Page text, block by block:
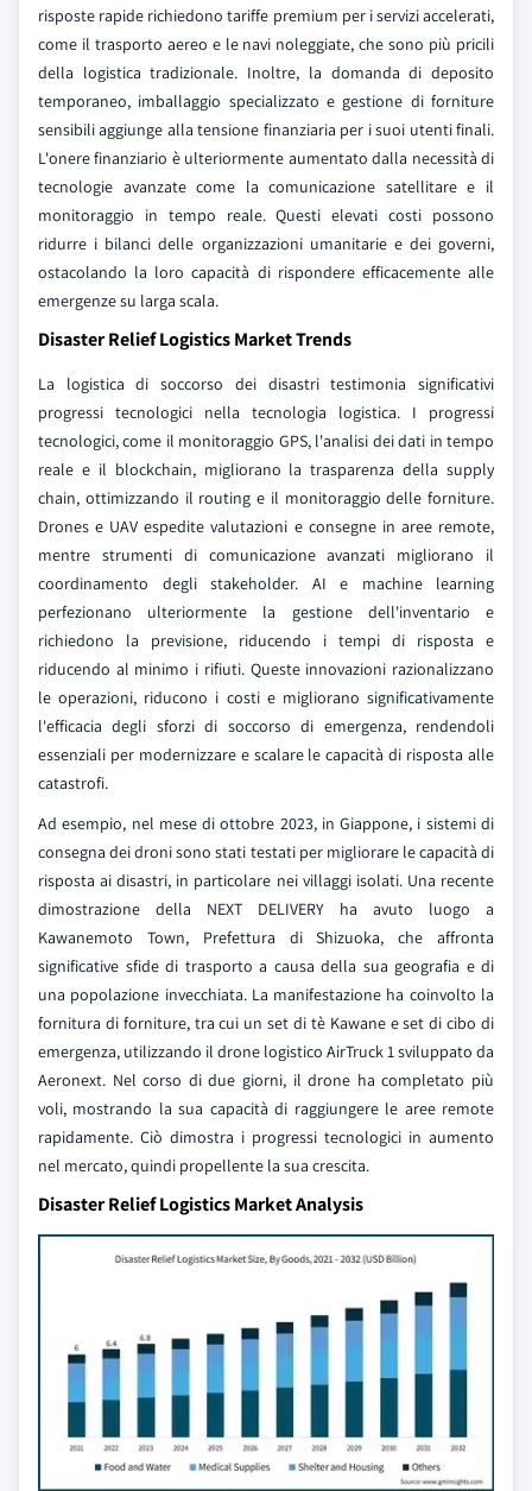
risposte rapide richiedono tariffe premium per i servizi accelerati,
come il trasporto aereo e le navi noleggiate, che sono più pricili
della logistica tradizionale. Inoltre, la domanda di deposito
temporaneo, imballaggio specializzato e gestione di forniture
sensibili aggiunge alla tensione finanziaria per i suoi utenti finali.
L'onere finanziario è ulteriormente aumentato dalla necessità di
tecnologie avanzate come la comunicazione satellitare e il
monitoraggio in tempo reale. Questi elevati costi possono
ridurre i bilanci delle organizzazioni umanitarie e dei governi,
ostacolando la loro capacità di rispondere efficacemente alle
emergenze su larga scala.
Disaster Relief Logistics Market Trends
La logistica di soccorso dei disastri testimonia significativi
progressi tecnologici nella tecnologia logistica. I progressi
tecnologici, come il monitoraggio GPS, l'analisi dei dati in tempo
reale e il blockchain, migliorano la trasparenza della supply
chain, ottimizzando il routing e il monitoraggio delle forniture.
Drones e UAV espedite valutazioni e consegne in aree remote,
mentre strumenti di comunicazione avanzati migliorano il
coordinamento degli stakeholder. AI e machine learning
perfezionano ulteriormente la gestione dell'inventario e
richiedono la previsione, riducendo i tempi di risposta e
riducendo al minimo i rifiuti. Queste innovazioni razionalizzano
le operazioni, riducono i costi e migliorano significativamente
l'efficacia degli sforzi di soccorso di emergenza, rendendoli
essenziali per modernizzare e scalare le capacità di risposta alle
catastrofi.
Ad esempio, nel mese di ottobre 2023, in Giappone, i sistemi di
consegna dei droni sono stati testati per migliorare le capacità di
risposta ai disastri, in particolare nei villaggi isolati. Una recente
dimostrazione della NEXT DELIVERY ha avuto luogo a
Kawanemoto Town, Prefettura di Shizuoka, che affronta
significative sfide di trasporto a causa della sua geografia e di
una popolazione invecchiata. La manifestazione ha coinvolto la
fornitura di forniture, tra cui un set di tè Kawane e set di cibo di
emergenza, utilizzando il drone logistico AirTruck 1 sviluppato da
Aeronext. Nel corso di due giorni, il drone ha completato più
voli, mostrando la sua capacità di raggiungere le aree remote
rapidamente. Ciò dimostra i progressi tecnologici in aumento
nel mercato, quindi propellente la sua crescita.
Disaster Relief Logistics Market Analysis